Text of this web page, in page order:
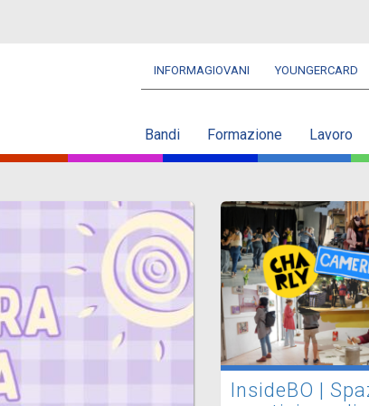
Navbar
INFORMAGIOVANI YOUNGERCARD
Bandi Formazione Lavoro
InsideBO |